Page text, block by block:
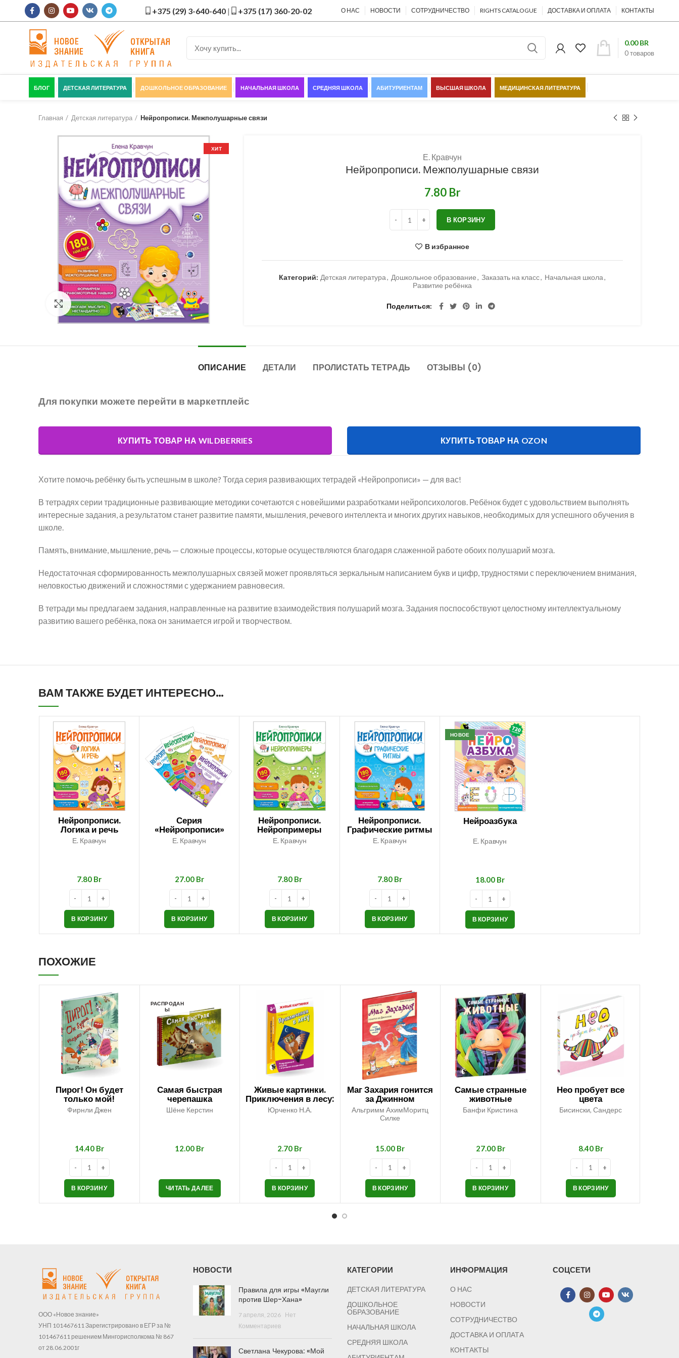
+375 (29) 3-640-640 | +375 (17) 360-20-02 О НАС НОВОСТИ СОТРУДНИЧЕСТВО RIGHTS CATALOGUE ДОСТАВКА И ОПЛАТА КОНТАКТЫ
0товаров
0.00BR
БЛОГ ДЕТСКАЯ ЛИТЕРАТУРА ДОШКОЛЬНОЕ ОБРАЗОВАНИЕ НАЧАЛЬНАЯ ШКОЛА СРЕДНЯЯ ШКОЛА АБИТУРИЕНТАМ ВЫСШАЯ ШКОЛА МЕДИЦИНСКАЯ ЛИТЕРАТУРА
Главная Детская литература Нейропрописи. Межполушарные связи
ХИТ
Нажмите, чтобы увеличить
Е. Кравчун
Нейропрописи. Межполушарные связи
Br
В КОРЗИНУ
В избранное
Категорий: Детская литература, Дошкольное образование, Заказать на класс, Начальная школа,
Развитие ребёнка
Поделиться
ОПИСАНИЕ ДЕТАЛИ ПРОЛИСТАТЬ ТЕТРАДЬ ОТЗЫВЫ (0)
Для покупки можете перейти в маркетплейс
КУПИТЬ ТОВАР НА WILDBERRIES КУПИТЬ ТОВАР НА OZON
Хотите помочь ребёнку быть успешным в школе? Тогда серия развивающих тетрадей «Нейропрописи» — для вас!
В тетрадях серии традиционные развивающие методики сочетаются с новейшими разработками нейропсихологов. Ребёнок будет с удовольствием выполнять
интересные задания, а результатом станет развитие памяти, мышления, речевого интеллекта и многих других навыков, необходимых для успешного обучения в
школе.
Память, внимание, мышление, речь — сложные процессы, которые осуществляются благодаря слаженной работе обоих полушарий мозга.
Недостаточная сформированность межполушарных связей может проявляться зеркальным написанием букв и цифр, трудностями с переключением внимания,
неловкостью движений и сложностями с удержанием равновесия.
В тетради мы предлагаем задания, направленные на развитие взаимодействия полушарий мозга. Задания поспособствуют целостному интеллектуальному
развитию вашего ребёнка, пока он занимается игрой и творчеством.
ВАМ ТАКЖЕ БУДЕТ ИНТЕРЕСНО…
Нейропрописи.
Логика и речь
Е. Кравчун
Br
В КОРЗИНУ
Серия
«Нейропрописи»
Е. Кравчун
Br
В КОРЗИНУ
Нейропрописи.
Нейропримеры
Е. Кравчун
Br
В КОРЗИНУ
Нейропрописи.
Графические ритмы
Е. Кравчун
Br
В КОРЗИНУ
НОВОЕ
Нейроазбука
Е. Кравчун
Br
В КОРЗИНУ
ПОХОЖИЕ
Пирог! Он будет
только мой!
Фирнли Джен
Br
В КОРЗИНУ
РАСПРОДАН
Ы
Самая быстрая
черепашка
Шёне Керстин
Br
ЧИТАТЬ ДАЛЕЕ
Живые картинки.
Приключения в лесу:
развивающий
альбом с игровыми
Юрченко Н.А.
Br
В КОРЗИНУ
Маг Захария гонится
за Джинном
Альгримм АхимМоритц
Силке
Br
В КОРЗИНУ
Самые странные
животные
Банфи Кристина
Br
В КОРЗИНУ
Нео пробует все
цвета
Бисински, Сандерс
Br
В КОРЗИНУ
ООО «Новое знание»
УНП 101467611 Зарегистрировано в ЕГР за №
101467611 решением Мингорисполкома № 867
от 28.06.2001г
НОВОСТИ
Правила для игры «Маугли
против Шер-Хана»
7 апреля, 2026
Нет
Комментариев
Светлана Чекурова: «Мой
КАТЕГОРИИ
ДЕТСКАЯ ЛИТЕРАТУРА
ДОШКОЛЬНОЕ
ОБРАЗОВАНИЕ
НАЧАЛЬНАЯ ШКОЛА
СРЕДНЯЯ ШКОЛА
ИНФОРМАЦИЯ
О НАС
НОВОСТИ
СОТРУДНИЧЕСТВО
ДОСТАВКА И ОПЛАТА
КОНТАКТЫ
СОЦСЕТИ